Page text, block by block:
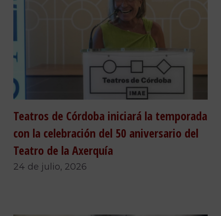
Teatros de Córdoba iniciará la temporada
con la celebración del 50 aniversario del
Teatro de la Axerquía
24 de julio, 2026